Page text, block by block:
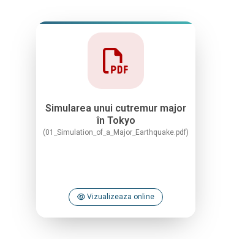
Simularea unui cutremur major
în Tokyo
(01_Simulation_of_a_Major_Earthquake.pdf)
Vizualizeaza online